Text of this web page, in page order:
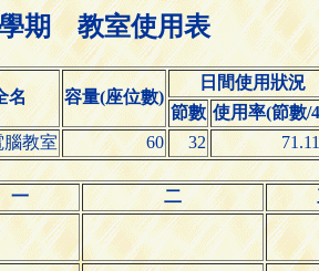
學期 教室使用表
名 容量(座位數)
日間使用狀況
節數 使用率(節數/
腦教室 60 32
一 二